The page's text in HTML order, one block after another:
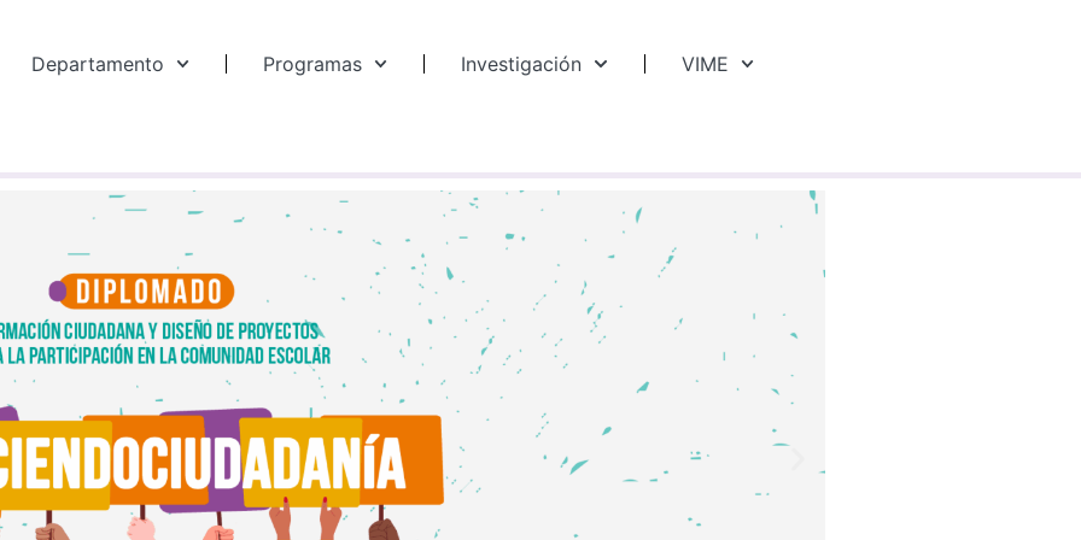
Departamento Programas Investigación VIME